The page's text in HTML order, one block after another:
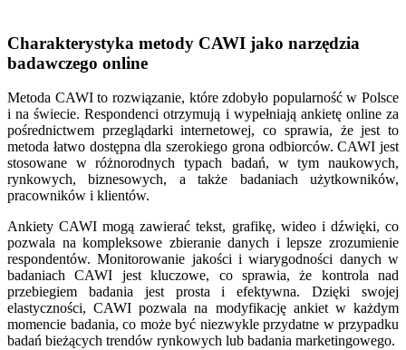
Charakterystyka metody CAWI jako narzędzia
badawczego online
Metoda CAWI to rozwiązanie, które zdobyło popularność w Polsce
i na świecie. Respondenci otrzymują i wypełniają ankietę online za
pośrednictwem przeglądarki internetowej, co sprawia, że jest to
metoda łatwo dostępna dla szerokiego grona odbiorców. CAWI jest
stosowane w różnorodnych typach badań, w tym naukowych,
rynkowych, biznesowych, a także badaniach użytkowników,
pracowników i klientów.
Ankiety CAWI mogą zawierać tekst, grafikę, wideo i dźwięki, co
pozwala na kompleksowe zbieranie danych i lepsze zrozumienie
respondentów. Monitorowanie jakości i wiarygodności danych w
badaniach CAWI jest kluczowe, co sprawia, że kontrola nad
przebiegiem badania jest prosta i efektywna. Dzięki swojej
elastyczności, CAWI pozwala na modyfikację ankiet w każdym
momencie badania, co może być niezwykle przydatne w przypadku
badań bieżących trendów rynkowych lub badania marketingowego.